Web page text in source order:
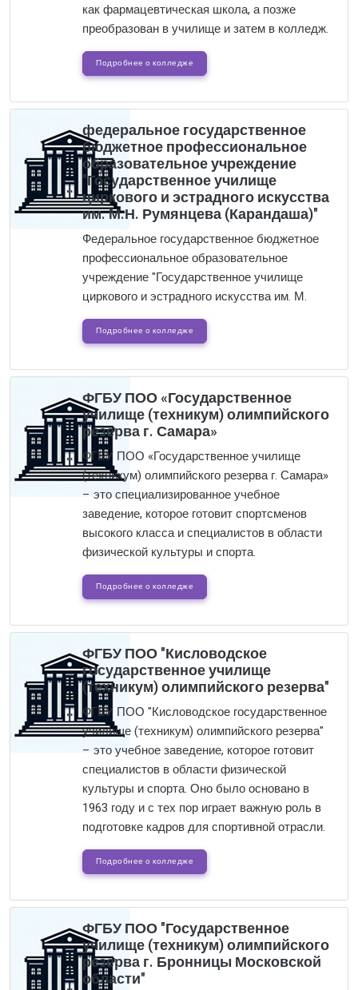
как фармацевтическая школа, а позже
преобразован в училище и затем в колледж.
Подробнее о колледже
федеральное государственное
бюджетное профессиональное
образовательное учреждение
"Государственное училище
циркового и эстрадного искусства
им. М.Н. Румянцева (Карандаша)"
Федеральное государственное бюджетное
профессиональное образовательное
учреждение "Государственное училище
циркового и эстрадного искусства им. М.
Подробнее о колледже
ФГБУ ПОО «Государственное
училище (техникум) олимпийского
резерва г. Самара»
ФГБУ ПОО «Государственное училище
(техникум) олимпийского резерва г. Самара»
– это специализированное учебное
заведение, которое готовит спортсменов
высокого класса и специалистов в области
физической культуры и спорта.
Подробнее о колледже
ФГБУ ПОО "Кисловодское
государственное училище
(техникум) олимпийского резерва"
ФГБУ ПОО "Кисловодское государственное
училище (техникум) олимпийского резерва"
– это учебное заведение, которое готовит
специалистов в области физической
культуры и спорта. Оно было основано в
1963 году и с тех пор играет важную роль в
подготовке кадров для спортивной отрасли.
Подробнее о колледже
ФГБУ ПОО "Государственное
училище (техникум) олимпийского
резерва г. Бронницы Московской
области"